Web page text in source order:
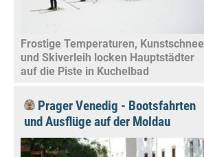
Frostige Temperaturen, Kunstschnee
und Skiverleih locken Hauptstädter
auf die Piste in Kuchelbad
Prager Venedig - Bootsfahrten
und Ausflüge auf der Moldau